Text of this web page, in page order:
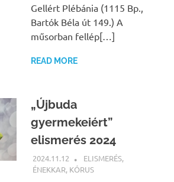
Gellért Plébánia (1115 Bp.,
Bartók Béla út 149.) A
műsorban fellép[…]
READ MORE
„Újbuda
gyermekeiért”
elismerés 2024
2024.11.12 BÁRTFAI JUDIT
ELISMERÉS,
ÉNEKKAR, KÓRUS